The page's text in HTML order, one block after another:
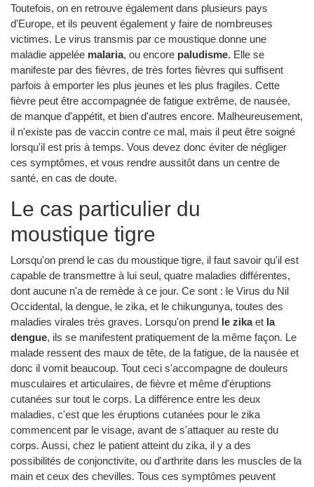
Toutefois, on en retrouve également dans plusieurs pays
d'Europe, et ils peuvent également y faire de nombreuses
victimes. Le virus transmis par ce moustique donne une
maladie appelée malaria, ou encore paludisme. Elle se
manifeste par des fièvres, de très fortes fièvres qui suffisent
parfois à emporter les plus jeunes et les plus fragiles. Cette
fièvre peut être accompagnée de fatigue extrême, de nausée,
de manque d'appétit, et bien d'autres encore. Malheureusement,
il n'existe pas de vaccin contre ce mal, mais il peut être soigné
lorsqu'il est pris à temps. Vous devez donc éviter de négliger
ces symptômes, et vous rendre aussitôt dans un centre de
santé, en cas de doute.
Le cas particulier du
moustique tigre
Lorsqu'on prend le cas du moustique tigre, il faut savoir qu'il est
capable de transmettre à lui seul, quatre maladies différentes,
dont aucune n'a de remède à ce jour. Ce sont : le Virus du Nil
Occidental, la dengue, le zika, et le chikungunya, toutes des
maladies virales très graves. Lorsqu'on prend le zikaet la
dengue, ils se manifestent pratiquement de la même façon. Le
malade ressent des maux de tête, de la fatigue, de la nausée et
donc il vomit beaucoup. Tout ceci s'accompagne de douleurs
musculaires et articulaires, de fièvre et même d'éruptions
cutanées sur tout le corps. La différence entre les deux
maladies, c'est que les éruptions cutanées pour le zika
commencent par le visage, avant de s'attaquer au reste du
corps. Aussi, chez le patient atteint du zika, il y a des
possibilités de conjonctivite, ou d'arthrite dans les muscles de la
main et ceux des chevilles. Tous ces symptômes peuvent